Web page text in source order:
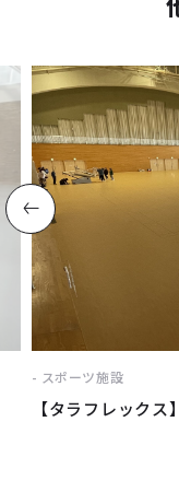
スポーツ施設
【タラフレック